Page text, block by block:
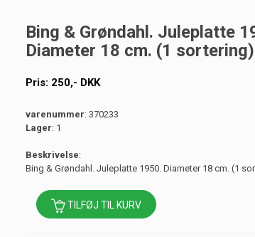
Bing & Grøndahl. Juleplatte
Diameter 18 cm. (1 sortering)
Pris: 250,- DKK
varenummer: 370233
Lager: 1
Beskrivelse:
Bing & Grøndahl. Juleplatte 1950. Diameter 18 cm. (1
TILFØJ TIL KURV